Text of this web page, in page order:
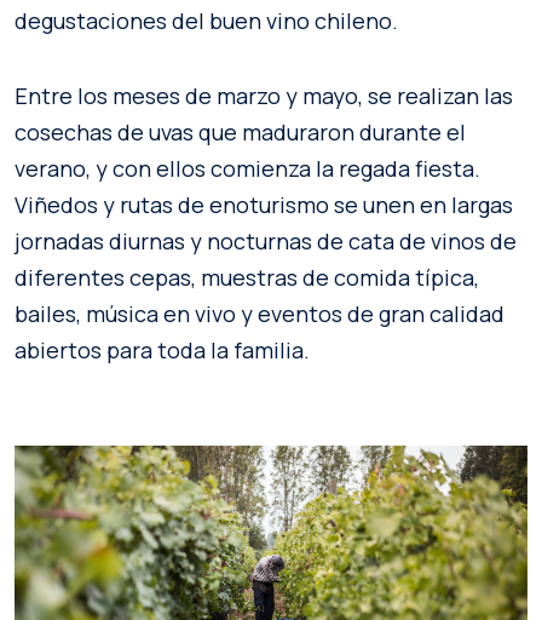
degustaciones del buen vino chileno.
Entre los meses de marzo y mayo, se realizan las
cosechas de uvas que maduraron durante el
verano, y con ellos comienza la regada fiesta.
Viñedos y rutas de enoturismo se unen en largas
jornadas diurnas y nocturnas de cata de vinos de
diferentes cepas, muestras de comida típica,
bailes, música en vivo y eventos de gran calidad
abiertos para toda la familia.